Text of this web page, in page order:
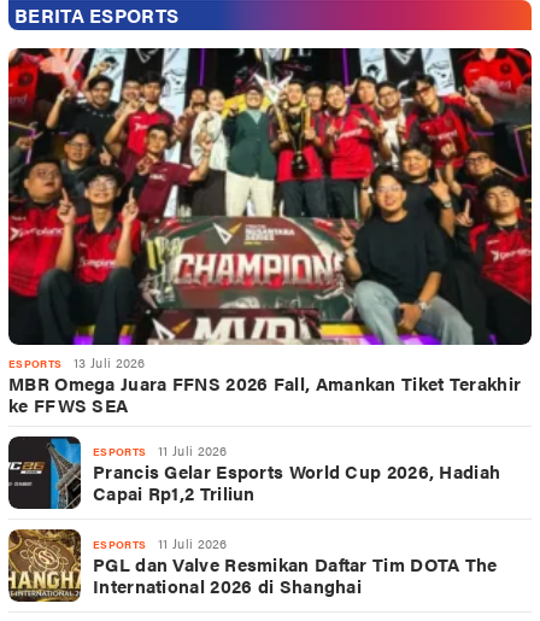
BERITA ESPORTS
ESPORTS 13 Juli 2026
MBR Omega Juara FFNS 2026 Fall, Amankan Tiket Terakhir
ke FFWS SEA
ESPORTS 11 Juli 2026
Prancis Gelar Esports World Cup 2026, Hadiah
Capai Rp1,2 Triliun
ESPORTS 11 Juli 2026
PGL dan Valve Resmikan Daftar Tim DOTA The
International 2026 di Shanghai